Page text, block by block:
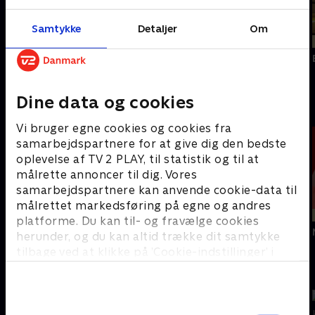
Samtykke Detaljer Om
Dine data og cookies
Vi bruger egne cookies og cookies fra
samarbejdspartnere for at give dig den bedste
oplevelse af TV 2 PLAY, til statistik og til at
målrette annoncer til dig. Vores
samarbejdspartnere kan anvende cookie-data til
målrettet markedsføring på egne og andres
platforme. Du kan til- og fravælge cookies
herunder, og du kan altid trække dit samtykke
tilbage ved at klikke på ’Cookie-indstillinger’ i
Værkstedet UK
TV 2 News
23.00 - 06.57
Nyheder, sport, vejr
I morgen 07.00
Morgennyhederne på News